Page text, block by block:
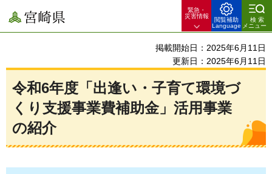
宮崎県
緊急・
災害情報
閲覧補助
Language
検索
メニュー
掲載開始日：2025年6月11日
更新日：2025年6月11日
令和6年度「出逢い・子育て環境づ
くり支援事業費補助金」活用事業
の紹介